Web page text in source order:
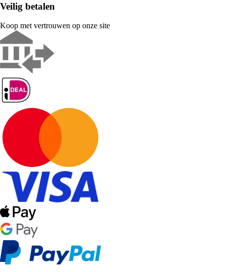
Veilig betalen
Koop met vertrouwen op onze site